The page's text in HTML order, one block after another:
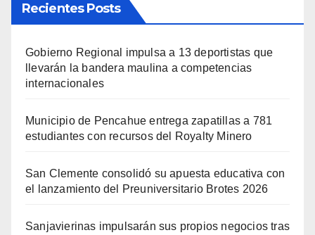
Recientes Posts
Gobierno Regional impulsa a 13 deportistas que
llevarán la bandera maulina a competencias
internacionales
Municipio de Pencahue entrega zapatillas a 781
estudiantes con recursos del Royalty Minero
San Clemente consolidó su apuesta educativa con
el lanzamiento del Preuniversitario Brotes 2026
Sanjavierinas impulsarán sus propios negocios tras